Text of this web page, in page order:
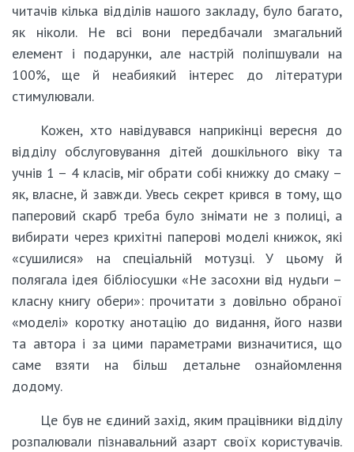
читачів кілька відділів нашого закладу, було багато,
як ніколи. Не всі вони передбачали змагальний
елемент і подарунки, але настрій поліпшували на
100%, ще й неабиякий інтерес до літератури
стимулювали.
Кожен, хто навідувався наприкінці вересня до
відділу обслуговування дітей дошкільного віку та
учнів 1 – 4 класів, міг обрати собі книжку до смаку –
як, власне, й завжди. Увесь секрет крився в тому, що
паперовий скарб треба було знімати не з полиці, а
вибирати через крихітні паперові моделі книжок, які
«сушилися» на спеціальній мотузці. У цьому й
полягала ідея бібліосушки «Не засохни від нудьги –
класну книгу обери»: прочитати з довільно обраної
«моделі» коротку анотацію до видання, його назви
та автора і за цими параметрами визначитися, що
саме взяти на більш детальне ознайомлення
додому.
Це був не єдиний захід, яким працівники відділу
розпалювали пізнавальний азарт своїх користувачів.